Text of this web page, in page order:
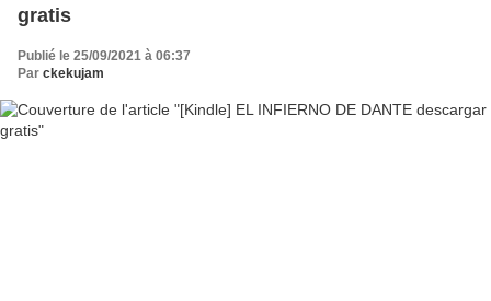
gratis
Publié le 25/09/2021 à 06:37
Par ckekujam